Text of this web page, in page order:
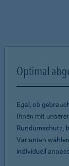
Optimal
Egal, ob
Ihnen mit
Rundumschutz,
Varianten
individuell